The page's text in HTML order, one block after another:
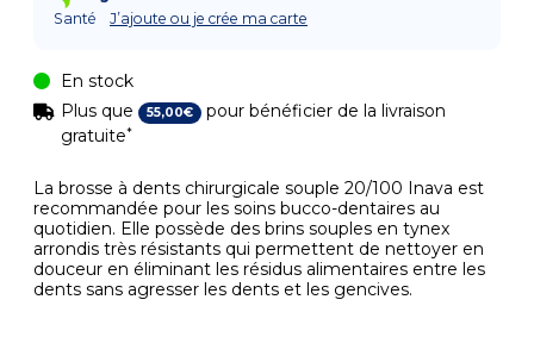
La brosse à dents chirurgicale souple 20/100 Inava est
recommandée pour les soins bucco-dentaires au
quotidien. Elle possède des brins souples en tynex
arrondis très résistants qui permettent de nettoyer en
douceur en éliminant les résidus alimentaires entre les
dents sans agresser les dents et les gencives.
Santé
J’ajoute ou je crée ma carte
En stock
Plus que
55,00€ pour bénéficier de la livraison
gratuite*